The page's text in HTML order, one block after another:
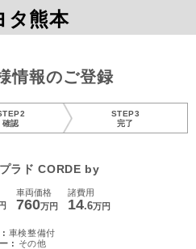
タ熊本
情報のご登録
確認
STEP3
完了
ラド CORDE by
車両価格
760万円
諸費用
14.6万円
: 車検整備付
: その他